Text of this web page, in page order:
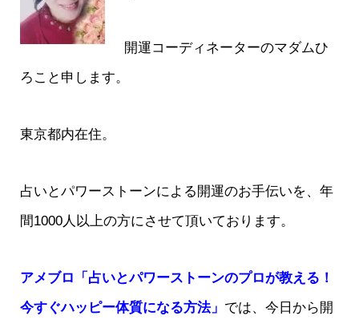
開運コーディネーターのマダムひ
ろこと申します。
東京都内在住。
占いとパワーストーンによる開運のお手伝いを、年
間1000人以上の方にさせて頂いております。
アメブロ「占いとパワーストーンのプロが教える！
今すぐハッピー体質になる方法」 では、今日から開